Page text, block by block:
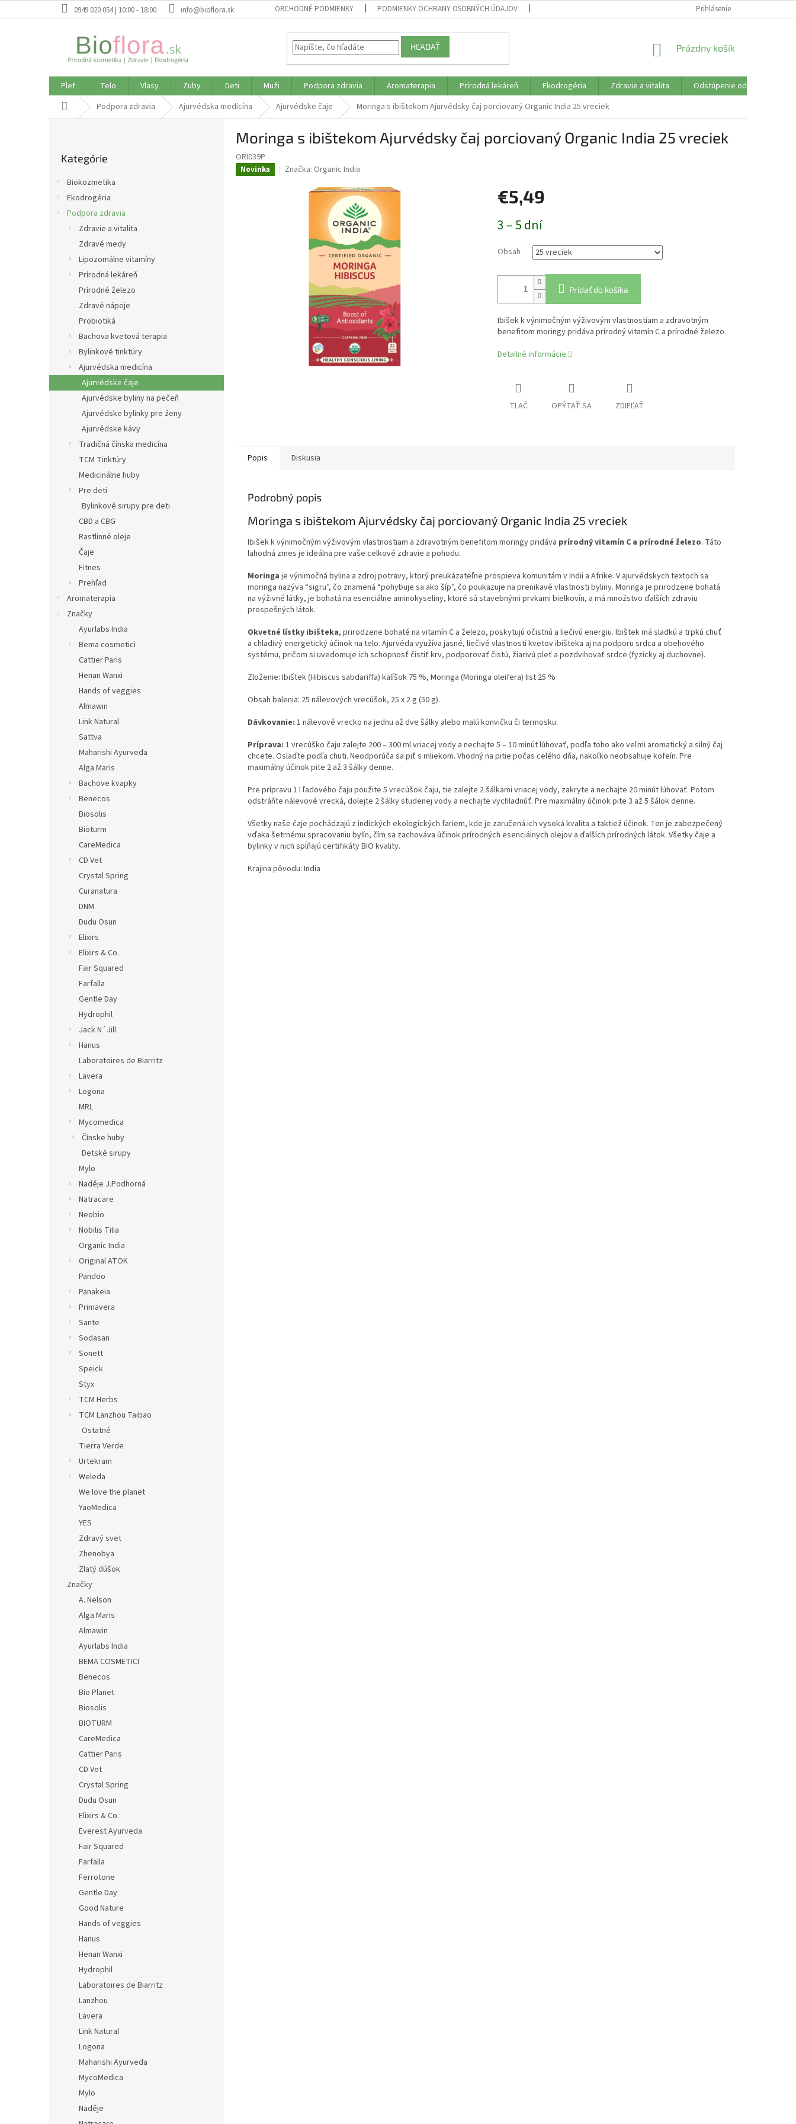
na
0949 020 054 | 10:00 - 18:00 info@bioflora.sk OBCHODNÉ PODMIENKY PODMIENKY OCHRANY OSOBNÝCH ÚDAJOV DOPRAVA PLATBA
Prihlásenie
HĽADAŤ
NÁKUPNÝ
Prázdny košík
Pleť Telo Vlasy Zuby Deti Muži Podpora zdravia Aromaterapia Prírodná lekáreň Ekodrogéria Zdravie a vitalita
Odstúpenie od zmluvy
DomovPodpora zdravia Ajurvédska medicína Ajurvédske čaje Moringa s ibištekom Ajurvédsky čaj porciovaný Organic India 25 vreciek
kategórie
Kategórie
Biokozmetika
Ekodrogéria
Podpora zdravia
Zdravie a vitalita
Zdravé medy
Lipozomálne vitamíny
Prírodná lekáreň
Prírodné železo
Zdravé nápoje
Probiotiká
Bachova kvetová terapia
Bylinkové tinktúry
Ajurvédska medicína
Ajurvédske čaje
Ajurvédske byliny na pečeň
Ajurvédske bylinky pre ženy
Ajurvédske kávy
Tradičná čínska medicína
TCM Tinktúry
Medicinálne huby
Pre deti
Bylinkové sirupy pre deti
CBD a CBG
Rastlinné oleje
Čaje
Fitnes
Prehľad
Aromaterapia
Značky
Ayurlabs India
Bema cosmetici
Cattier Paris
Henan Wanxi
Hands of veggies
Almawin
Link Natural
Sattva
Maharishi Ayurveda
Alga Maris
Bachove kvapky
Benecos
Biosolis
Bioturm
CareMedica
CD Vet
Crystal Spring
Curanatura
DNM
Dudu Osun
Elixirs
Elixirs & Co.
Fair Squared
Farfalla
Gentle Day
Hydrophil
Jack N´Jill
Hanus
Laboratoires de Biarritz
Lavera
Logona
MRL
Mycomedica
Čínske huby
Detské sirupy
Mylo
Naděje J.Podhorná
Natracare
Neobio
Nobilis Tilia
Organic India
Original ATOK
Pandoo
Panakeia
Primavera
Sante
Sodasan
Sonett
Speick
Styx
TCM Herbs
TCM Lanzhou Taibao
Ostatné
Tierra Verde
Urtekram
Weleda
We love the planet
YaoMedica
YES
Zdravý svet
Zhenobya
Zlatý dúšok
Značky
A. Nelson
Alga Maris
Almawin
Ayurlabs India
BEMA COSMETICI
Benecos
Bio Planet
Biosolis
BIOTURM
CareMedica
Cattier Paris
CD Vet
Crystal Spring
Dudu Osun
Elixirs & Co.
Everest Ayurveda
Fair Squared
Farfalla
Ferrotone
Gentle Day
Good Nature
Hands of veggies
Hanus
Henan Wanxi
Hydrophil
Laboratoires de Biarritz
Lanzhou
Lavera
Link Natural
Logona
Maharishi Ayurveda
MycoMedica
Mylo
Naděje
Moringa s ibištekom Ajurvédsky čaj porciovaný Organic India 25 vreciek
ORI039P
Novinka Značka: Organic India
€5,49
cena:
3 – 5 dní
Obsah
Pridať do košíka
Ibišek k výnimočným výživovým vlastnostiam a zdravotným
benefitom moringy pridáva prírodný vitamín C a prírodné železo.
Detailné informácie
TLAČ OPÝTAŤ SA ZDIEĽAŤ
Popis Diskusia
Podrobný popis
Moringa s ibištekom Ajurvédsky čaj porciovaný Organic India 25 vreciek
Ibišek k výnimočným výživovým vlastnostiam a zdravotným benefitom moringy pridáva prírodný vitamín C a prírodné železo. Táto
lahodná zmes je ideálna pre vaše celkové zdravie a pohodu.
Moringa je výnimočná bylina a zdroj potravy, ktorý preukázateľne prospieva komunitám v Indii a Afrike. V ajurvédskych textoch sa
moringa nazýva “sigru”, čo znamená “pohybuje sa ako šíp”, čo poukazuje na prenikavé vlastnosti byliny. Moringa je prirodzene bohatá
na výživné látky, je bohatá na esenciálne aminokyseliny, ktoré sú stavebnými prvkami bielkovín, a má množstvo ďalších zdraviu
prospešných látok.
Okvetné lístky ibišteka, prirodzene bohaté na vitamín C a železo, poskytujú očistnú a liečivú energiu. Ibištek má sladkú a trpkú chuť
a chladivý energetický účinok na telo. Ajurvéda využíva jasné, liečivé vlastnosti kvetov ibišteka aj na podporu srdca a obehového
systému, pričom si uvedomuje ich schopnosť čistiť krv, podporovať čistú, žiarivú pleť a pozdvihovať srdce (fyzicky aj duchovne).
Zloženie: Ibištek (Hibiscus sabdariffa) kalíšok 75 %, Moringa (Moringa oleifera) list 25 %
Obsah balenia: 25 nálevových vrecúšok, 25 x 2 g (50 g).
Dávkovanie: 1 nálevové vrecko na jednu až dve šálky alebo malú konvičku či termosku.
Príprava: 1 vrecúško čaju zalejte 200 – 300 ml vriacej vody a nechajte 5 – 10 minút lúhovať, podľa toho ako veľmi aromatický a silný čaj
chcete. Oslaďte podľa chuti. Neodporúča sa piť s mliekom. Vhodný na pitie počas celého dňa, nakoľko neobsahuje kofeín. Pre
maximálny účinok pite 2 až 3 šálky denne.
Pre prípravu 1 l ľadového čaju použite 5 vrecúšok čaju, tie zalejte 2 šálkami vriacej vody, zakryte a nechajte 20 minút lúhovať. Potom
odstráňte nálevové vrecká, dolejte 2 šálky studenej vody a nechajte vychladnúť. Pre maximálny účinok pite 3 až 5 šálok denne.
Všetky naše čaje pochádzajú z indických ekologických fariem, kde je zaručená ich vysoká kvalita a taktiež účinok. Ten je zabezpečený
vďaka šetrnému spracovaniu bylín, čím sa zachováva účinok prírodných esenciálnych olejov a ďalších prírodných látok. Všetky čaje a
bylinky v nich spĺňajú certifikáty BIO kvality.
Krajina pôvodu: India